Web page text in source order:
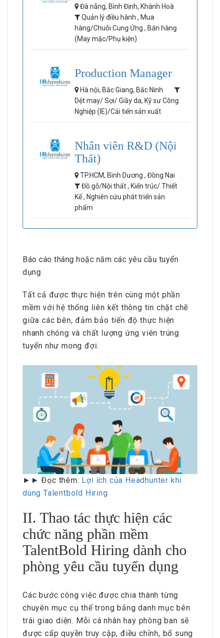
Đà nẵng, Bình Định, Khánh Hoà
Quản lý điều hành , Mua
hàng/Chuỗi Cung Ứng , Bán hàng
(May mặc/Phụ kiện)
Production Manager
Hà nội, Bắc Giang, Bắc Ninh
Dệt may/ Sợi/ Giầy da, Kỹ sư Công
Nghiệp (IE)/Cải tiến sản xuất
Nhân viên R&D (Nội
Thất)
TP.HCM, Bình Dương , Đồng Nai
Đồ gỗ/Nội thất , Kiến trúc/ Thiết
Kế , Nghiên cứu phát triển sản
phẩm
Báo cáo tháng hoặc năm các yêu cầu tuyển
dụng
Tất cả được thực hiện trên cùng một phần
mềm với hệ thống liên kết thông tin chặt chẽ
giữa các bên, đảm bảo tiến độ thực hiện
nhanh chóng và chất lượng ứng viên trúng
tuyển như mong đợi.
►► Đọc thêm: Lợi ích của Headhunter khi
dùng Talentbold Hiring
II. Thao tác thực hiện các
chức năng phần mềm
TalentBold Hiring dành cho
phòng yêu cầu tuyển dụng
Các bước công việc được chia thành từng
chuyên mục cụ thể trong bảng danh mục bên
trái giao diện. Mỗi cá nhân hay phòng ban sẽ
được cấp quyền truy cập, điều chỉnh, bổ sung